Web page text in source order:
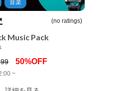
音楽
(no ratings)
Music Pack
50%OFF
~AssetStore